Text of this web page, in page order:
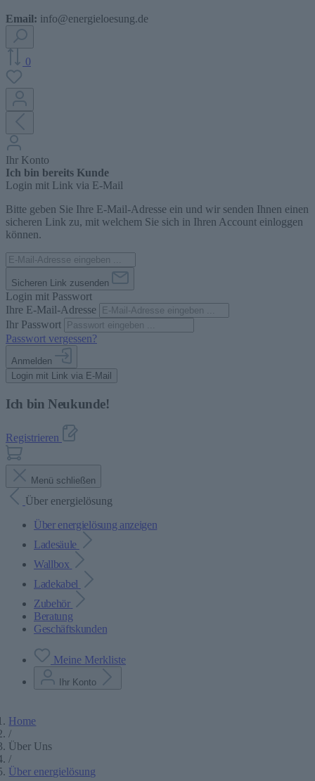
Email: info@energieloesung.de
0
Ihr Konto
Ich bin bereits Kunde
Login mit Link via E-Mail
Bitte geben Sie Ihre E-Mail-Adresse ein und wir senden Ihnen einen
sicheren Link zu, mit welchem Sie sich in Ihren Account einloggen
können.
Sicheren Link zusenden
Login mit Passwort
Ihre E-Mail-Adresse
Ihr Passwort
Passwort vergessen?
Anmelden
Login mit Link via E-Mail
Ich bin Neukunde!
Registrieren
Menü schließen
Über energielösung
Über energielösung anzeigen
Ladesäule
Wallbox
Ladekabel
Zubehör
Beratung
Geschäftskunden
Meine Merkliste
Ihr Konto
Home
/
Über Uns
/
Über energielösung